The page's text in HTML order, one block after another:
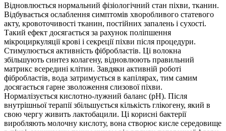
Відновлюється нормальний фізіологічний стан піхви, тканин.
Відбувається ослаблення симптомів хворобливого статевого
акту, кровоточивості тканин, постійних запалень і сухості.
Такий ефект досягається за рахунок поліпшення
мікроциркуляції крові і секреції піхви після процедури.
Стимулюється активність фібробластів. Ці волокна
збільшують синтез колагену, відновлюють правильний
матрикс всередині клітин. Завдяки активній роботі
фібробластів, вода затримується в капілярах, тим самим
досягається гарне зволоження слизової піхви.
Нормалізується кислотно-лужний баланс (pH). Після
внутрішньої терапії збільшується кількість глікогену, який в
свою чергу живить лактобацили. Ці корисні бактерії
виробляють молочну кислоту, вона створює кисле середовище